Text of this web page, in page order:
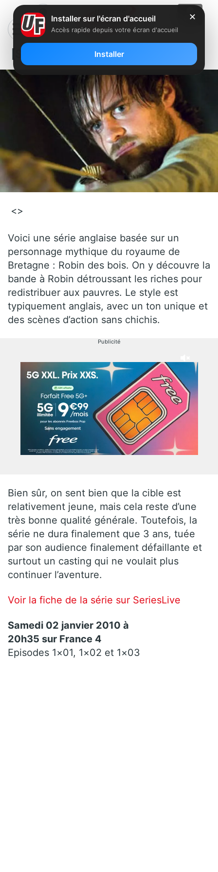
[Série] Robin des Bois
<>
Voici une série anglaise basée sur un
personnage mythique du royaume de
Bretagne : Robin des bois. On y découvre la
bande à Robin détroussant les riches pour
redistribuer aux pauvres. Le style est
typiquement anglais, avec un ton unique et
des scènes d’action sans chichis.
Publicité
Bien sûr, on sent bien que la cible est
relativement jeune, mais cela reste d’une
très bonne qualité générale. Toutefois, la
série ne dura finalement que 3 ans, tuée
par son audience finalement défaillante et
surtout un casting qui ne voulait plus
continuer l’aventure.
Voir la fiche de la série sur SeriesLive
Samedi 02 janvier 2010 à
20h35 sur France 4
Episodes 1×01, 1×02 et 1×03
✕
Installer sur l'écran d'accueil
Accès rapide depuis votre écran d'accueil
Installer